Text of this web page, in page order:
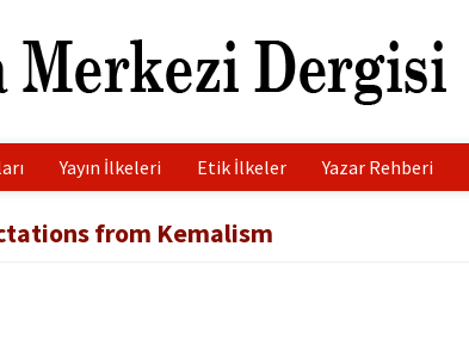
Yayın İlkeleri Etik İlkeler Yazar Rehberi
from Kemalism